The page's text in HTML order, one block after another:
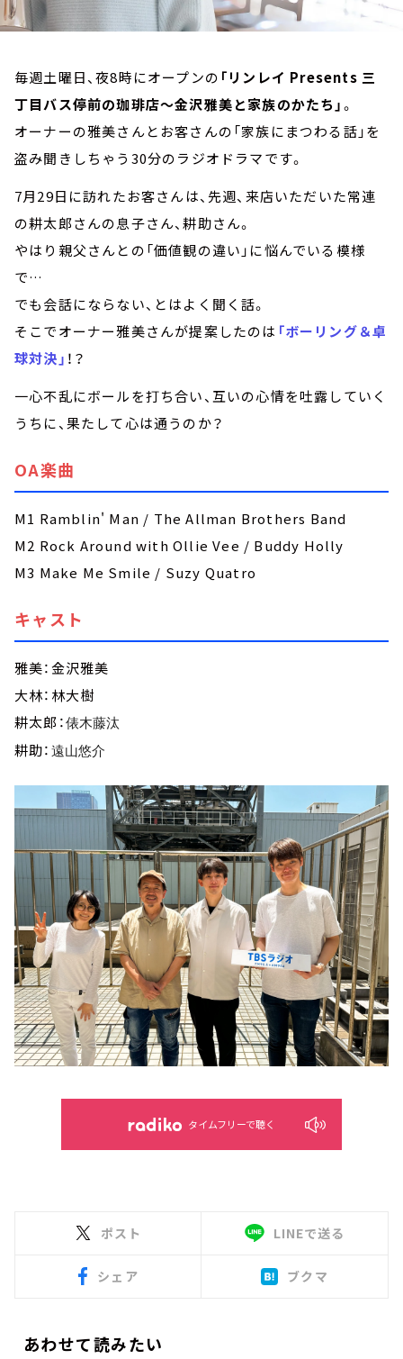
毎週土曜日、夜8時にオープンの 「リンレイ Presents 三
丁目バス停前の珈琲店～金沢雅美と家族のかたち」。
オーナーの雅美さんとお客さんの「家族にまつわる話」を
盗み聞きしちゃう30分のラジオドラマです。
7月29日に訪れたお客さんは、先週、来店いただいた常連
の耕太郎さんの息子さん、耕助さん。
やはり親父さんとの「価値観の違い」に悩んでいる模様
で…
でも会話にならない、とはよく聞く話。
そこでオーナー雅美さんが提案したのは 「ボーリング＆卓
球対決」 ！？
一心不乱にボールを打ち合い、互いの心情を吐露していく
うちに、果たして心は通うのか？
OA楽曲
M1 Ramblin' Man / The Allman Brothers Band
M2 Rock Around with Ollie Vee / Buddy Holly
M3 Make Me Smile / Suzy Quatro
キャスト
雅美：金沢雅美
大林：林大樹
耕太郎：俵木藤汰
耕助： 遠山悠介
タイムフリーで聴く
ポスト LINEで送る
シェア ブクマ
あわせて読みたい